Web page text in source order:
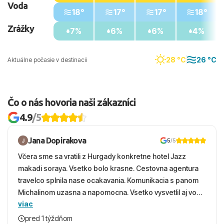
Aktuálne počasie v destinacii 28 °C 26 °C
Voda
Zrážky
18°
7%
17°
6%
17°
6%
18°
4%
Čo o nás hovoria naši zákazníci
4.9/5
Jana Dopirakova 5/5
Včera sme sa vratili z Hurgady konkretne hotel Jazz
makadi soraya. Vsetko bolo krasne. Cestovna agentura
travelco splnila nase ocakavania. Komunikacia s panom
Michalinom uzasna a napomocna. Vsetko vysvetlil aj vo
vecernych hodinach zaco sa ospravedlnujem. Hotel
krasny, cisty. Sluzby top. Strava, prostredie, more,
viac
pred 1 týždňom